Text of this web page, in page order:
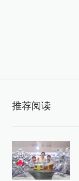
推荐阅读